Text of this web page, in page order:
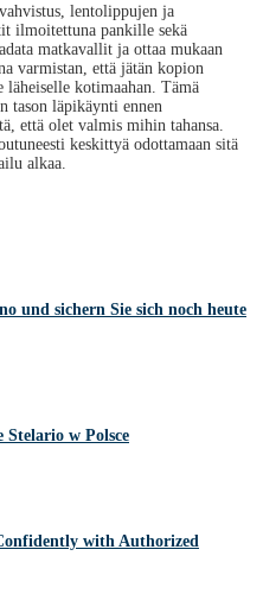
lentolippujen ja
ilmoitettuna pankille sekä
matkavallit ja ottaa mukaan
varmistan, että jätän kopion
läheiselle kotimaahan. Tämä
tason läpikäynti ennen
että olet valmis mihin tahansa.
keskittyä odottamaan sitä
alkaa.
und sichern Sie sich noch heute
w Polsce
with Authorized